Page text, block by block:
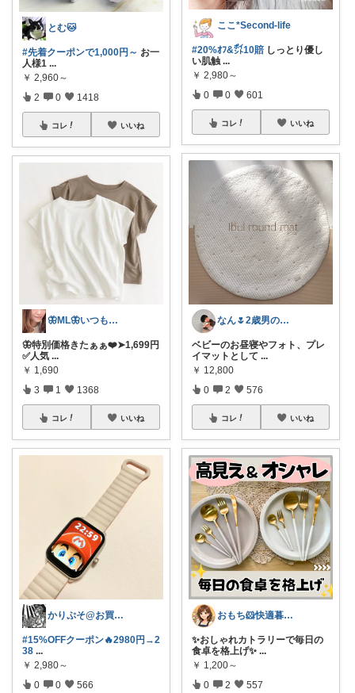
とむ🐱
#先着クーポンで1,000円～ お一
人様1 ...
￥ 2,960～
2 0 1418
コレ いいね
🦋ML🦋いつもありがとう💓
🦋特別価格きたぁぁ❤️➤1,699円
✅人気 ...
￥ 1,690
3 1 1368
コレ いいね
かりぷそ@お買い物の応援します
#15%OFFクーポン🔥2980円→2
38 ...
￥ 2,980～
0 0 566
ここ*Second-life
#20%ｵﾌ&㌽10賠 しっとり優し
い肌触 ...
￥ 2,980～
0 0 601
コレ いいね
なん🌷2歳男の子ママ⿻*.
ベビーのお昼寝やフォト、プレ
イマットとして ...
￥ 12,800
0 2 576
コレ いいね
おもち🐹快適暮らし🌸オリ写🪴
✨おしゃれカトラリーで毎日の
食卓を格上げ✨ ...
￥ 1,200～
0 2 557